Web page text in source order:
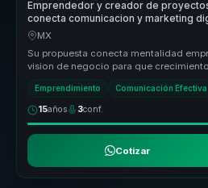
Emprendedor y creador de
conecta comunicacion y marketing
empresas.
MX
Su propuesta conecta mentalidad
vision de negocio para que
Emprendimiento Comunicación Efectiva
15años 3conf.
Cotizar